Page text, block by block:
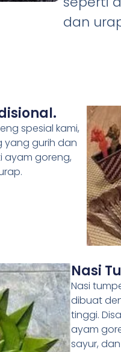
dan
spesial kami,
yang gurih dan
ayam goreng,
Nasi
Nasi
dibuat
tinggi.
ayam
sayur,